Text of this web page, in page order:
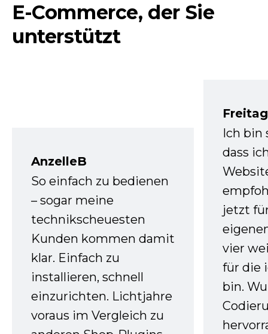
E-Commerce, der Sie
unterstützt
AnzelleB
So einfach zu bedienen
– sogar meine
technikscheuesten
Kunden kommen damit
klar. Einfach zu
installieren, schnell
einzurichten. Lichtjahre
voraus im Vergleich zu
Ich bin
dass
jetzt
vier
für die
bin.